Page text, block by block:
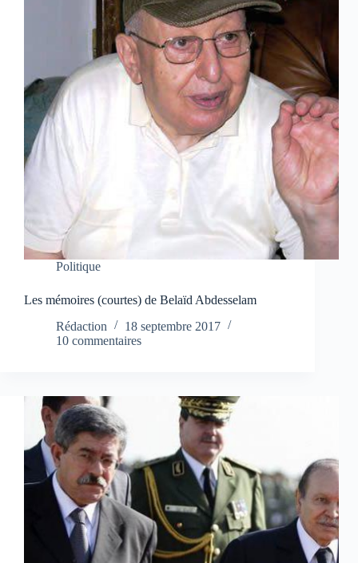
Politique
Les mémoires (courtes) de Belaïd Abdesselam
Rédaction
18 septembre 2017
10 commentaires